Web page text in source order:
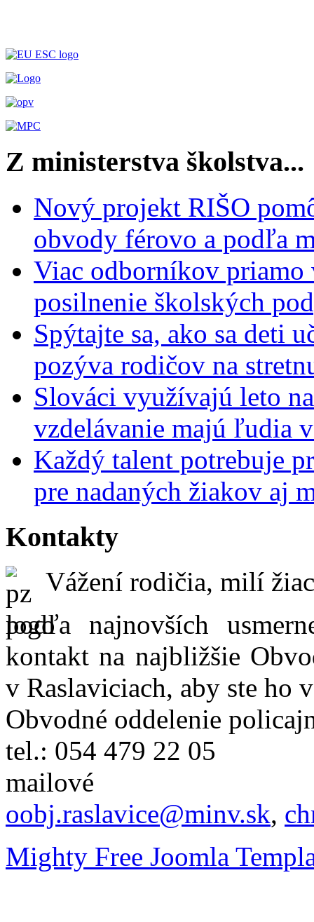
Z ministerstva školstva...
Nový projekt RIŠO
obvody férovo a podľa
Viac odborníkov priamo
posilnenie školských
Spýtajte sa, ako sa deti
pozýva rodičov na
Slováci využívajú leto
vzdelávanie majú ľudia
Každý talent potrebuje
pre nadaných žiakov aj
Kontakty
Vážení rodičia, milí
podľa najnovších
kontakt na najbližšie
v Raslaviciach, aby ste ho
Obvodné oddelenie
tel.: 054 479 22 05
oobj.raslavice@minv.sk,
Mighty Free Joomla